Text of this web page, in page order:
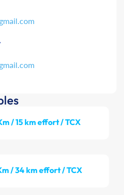
/ 15 km effort / TCX
/ 34 km effort / TCX